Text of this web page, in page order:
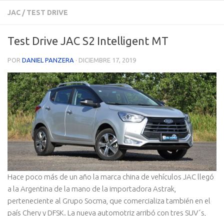
JAC / TEST DRIVE
Test Drive JAC S2 Intelligent MT
POR DANIEL PANZERA · DICIEMBRE 17, 2019
Hace poco más de un año la marca china de vehículos JAC llegó
a la Argentina de la mano de la importadora Astrak,
perteneciente al Grupo Socma, que comercializa también en el
país Chery y DFSK. La nueva automotriz arribó con tres SUV´s,